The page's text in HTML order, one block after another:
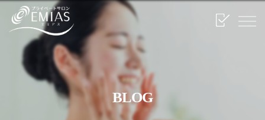
BLOG